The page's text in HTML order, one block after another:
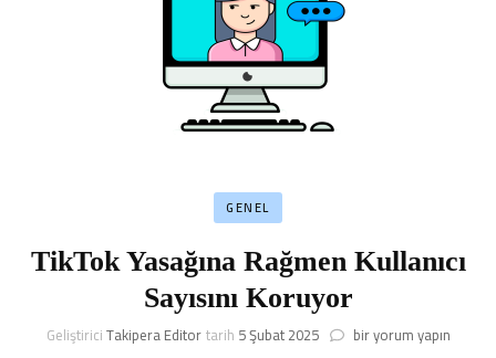
GENEL
TikTok Yasağına Rağmen Kullanıcı
Sayısını Koruyor
GeliştiriciTakipera Editortarih 5 Şubat 2025 TikTok
bir yorum yapın